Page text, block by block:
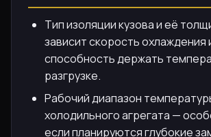
Тип изоляции кузова и её
зависит скорость охлаждения
способность держать
разгрузке.
Рабочий диапазон
холодильного агрегата —
если планируются глубокие